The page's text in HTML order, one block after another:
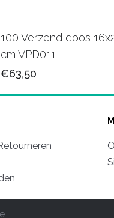
100 Verzend doos
cm VPD011
€63,50
All rights